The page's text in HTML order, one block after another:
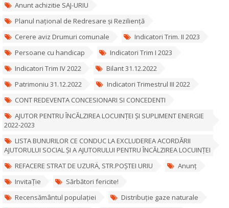
Anunt achizitie SAJ-URIU
Planul național de Redresare și Reziliență
Cerere aviz Drumuri comunale
Indicatori Trim. II 2023
Persoane cu handicap
Indicatori Trim I 2023
Indicatori Trim IV 2022
Bilant 31.12.2022
Patrimoniu 31.12.2022
Indicatori Trimestrul III 2022
CONT REDEVENTA CONCESIONARI SI CONCEDENTI
AJUTOR PENTRU ÎNCĂLZIREA LOCUINȚEI ȘI SUPLIMENT ENERGIE
2022-2023
LISTA BUNURILOR CE CONDUC LA EXCLUDEREA ACORDĂRII
AJUTORULUI SOCIAL ȘI A AJUTORULUI PENTRU ÎNCĂLZIREA LOCUINȚEI
REFACERE STRAT DE UZURÄ‚ STR.POȘTEI URIU
Anunț
InvitaȚie
Sărbători fericite!
Recensământul populației
Distribuție gaze naturale